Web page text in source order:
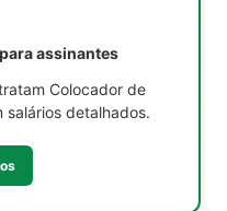
R$ •••••
R$ •••••
assinantes
Colocador de
salários detalhados.